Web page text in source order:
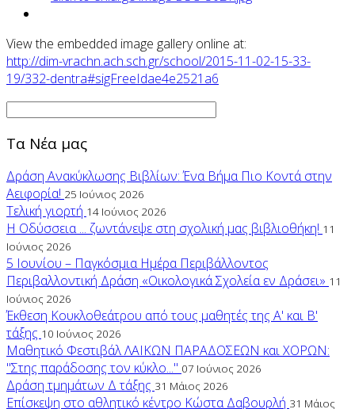
View the embedded image gallery online at:
http://dim-vrachn.ach.sch.gr/school/2015-11-02-15-33-
19/332-dentra#sigFreeIdae4e2521a6
Τα Νέα μας
Δράση Ανακύκλωσης Βιβλίων: Ένα Βήμα Πιο Κοντά στην
Αειφορία! 25 Ιούνιος 2026
Τελική γιορτή 14 Ιούνιος 2026
Η Οδύσσεια ... ζωντάνεψε στη σχολική μας βιβλιοθήκη! 11
Ιούνιος 2026
5 Ιουνίου – Παγκόσμια Ημέρα Περιβάλλοντος
Περιβαλλοντική Δράση «Οικολογικά Σχολεία εν Δράσει» 11
Ιούνιος 2026
Έκθεση Κουκλοθεάτρου από τους μαθητές της Α' και Β'
τάξης 10 Ιούνιος 2026
Μαθητικό Φεστιβάλ ΛΑΙΚΩΝ ΠΑΡΑΔΟΣΕΩΝ και ΧΟΡΩΝ:
"Στης παράδοσης τον κύκλο..." 07 Ιούνιος 2026
Δράση τμημάτων Δ τάξης 31 Μάιος 2026
Επίσκεψη στο αθλητικό κέντρο Κώστα Δαβουρλή 31 Μάιος